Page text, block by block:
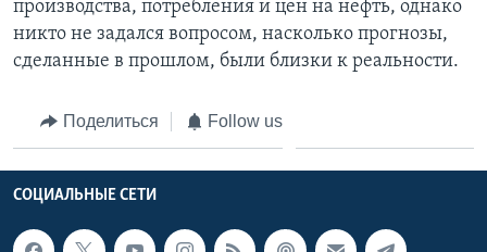
производства, потребления и цен на нефть, однако
никто не задался вопросом, насколько прогнозы,
сделанные в прошлом, были близки к реальности.
Поделиться Follow us
СОЦИАЛЬНЫЕ СЕТИ